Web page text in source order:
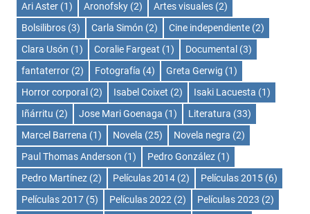
Ari Aster (1) Aronofsky (2) Artes visuales (2)
Bolsilibros (3) Carla Simón (2) Cine independiente (2)
Clara Usón (1) Coralie Fargeat (1) Documental (3)
fantaterror (2) Fotografía (4) Greta Gerwig (1)
Horror corporal (2) Isabel Coixet (2) Isaki Lacuesta (1)
Iñárritu (2) Jose Mari Goenaga (1) Literatura (33)
Marcel Barrena (1) Novela (25) Novela negra (2)
Paul Thomas Anderson (1) Pedro González (1)
Pedro Martínez (2) Películas 2014 (2) Películas 2015 (6)
Películas 2017 (5) Películas 2022 (2) Películas 2023 (2)